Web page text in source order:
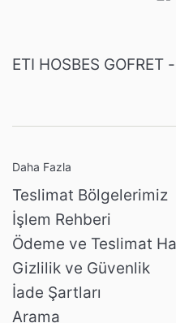
ETI HOSBES
Daha Fazla
Teslimat Bölgelerimiz
İşlem Rehberi
Ödeme ve Teslimat
Gizlilik ve Güvenlik
İade Şartları
Arama